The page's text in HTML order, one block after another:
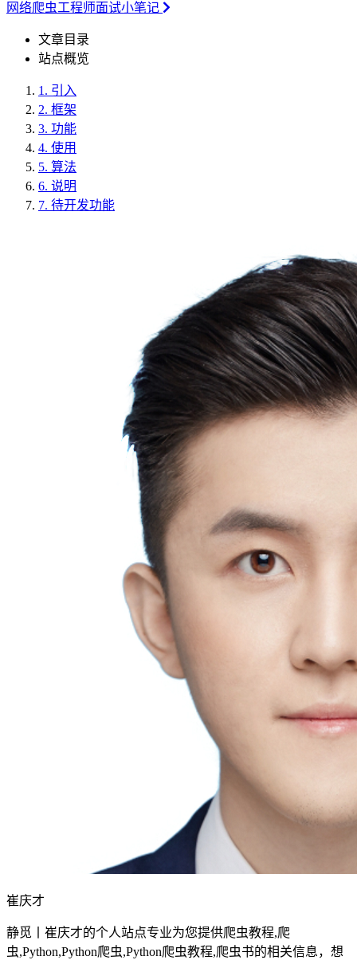
网络爬虫工程师面试小笔记
文章目录
站点概览
1. 引入
2. 框架
3. 功能
4. 使用
5. 算法
6. 说明
7. 待开发功能
崔庆才
静觅丨崔庆才的个人站点专业为您提供爬虫教程,爬
虫,Python,Python爬虫,Python爬虫教程,爬虫书的相关信息，想